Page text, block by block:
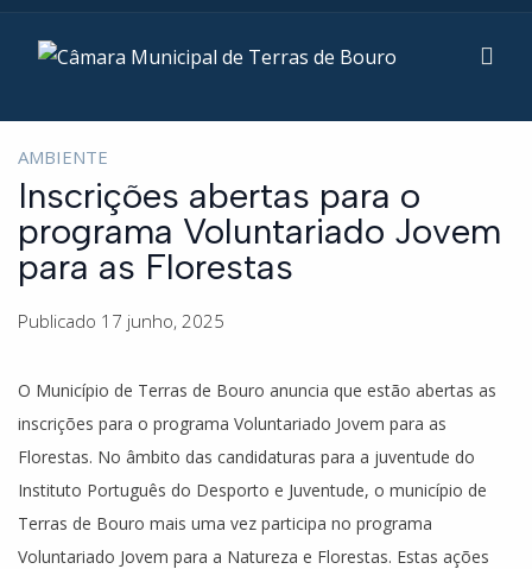
AMBIENTE
Inscrições abertas para o
programa Voluntariado Jovem
para as Florestas
Publicado 17 junho, 2025
O Município de Terras de Bouro anuncia que estão abertas as
inscrições para o programa Voluntariado Jovem para as
Florestas. No âmbito das candidaturas para a juventude do
Instituto Português do Desporto e Juventude, o município de
Terras de Bouro mais uma vez participa no programa
Voluntariado Jovem para a Natureza e Florestas. Estas ações